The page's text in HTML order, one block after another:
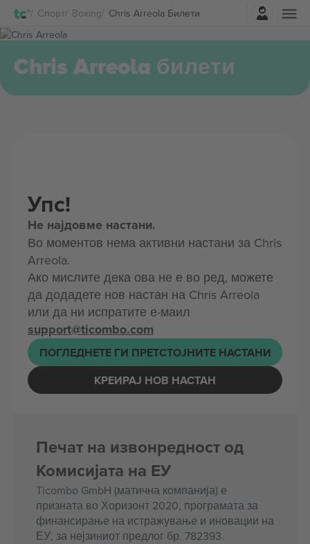
Спорт Boxing Chris Arreola Билети
Најави се
Chris Arreola билети
Упс!
Не најдовме настани.
Во моментов нема активни настани за Chris
Arreola.
Ако мислите дека ова не е во ред, можете
да додадете нов настан на Chris Arreola
или да ни испратите е-маил
support@ticombo.com
ПОГЛЕДНЕТЕ ГИ ПРЕТСТОЈНИТЕ НАСТАНИ
КРЕИРАЈ НОВ НАСТАН
Печат на извонредност од
Комисијата на ЕУ
Ticombo GmbH (матична компанија) е
призната во Хоризонт 2020, програмата за
финансирање на истражување и иновации на
ЕУ, за нејзиниот предлог бр. 782393.